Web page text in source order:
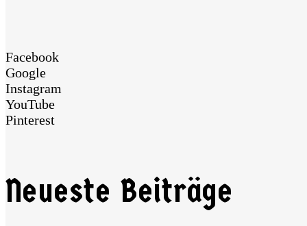
Facebook
Google
Instagram
YouTube
Pinterest
Neueste Beiträge